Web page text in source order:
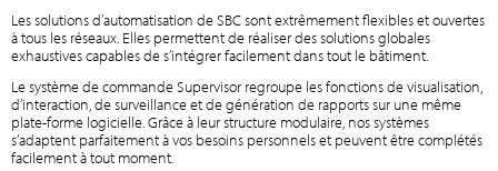
Les solutions d’automatisation de SBC sont extrêmement flexibles et ouvertes
à tous les réseaux. Elles permettent de réaliser des solutions globales
exhaustives capables de s’intégrer facilement dans tout le bâtiment.
Le système de commande Supervisor regroupe les fonctions de visualisation,
d’interaction, de surveillance et de génération de rapports sur une même
plate-forme logicielle. Grâce à leur structure modulaire, nos systèmes
s’adaptent parfaitement à vos besoins personnels et peuvent être complétés
facilement à tout moment.